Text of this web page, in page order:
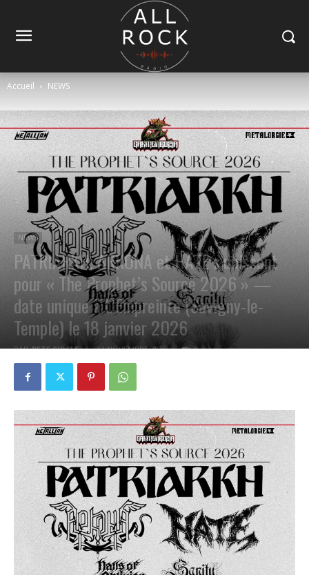
Accueil NEWS
NEWS
PATRIARKH, ARKONA et HATE s’unissent
pour « The Prophet’s Source 2026 » —
date unique à L’Empreinte (Savigny-le-
Temple) le 18 janvier 2026
PAR PETE CIRCLE 12 NOVEMBRE 2025 0